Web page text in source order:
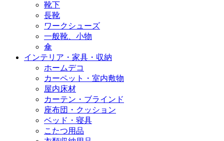
靴下
長靴
ワークシューズ
一般靴、小物
傘
インテリア・家具・収納
ホームデコ
カーペット・室内敷物
屋内床材
カーテン・ブラインド
座布団・クッション
ベッド・寝具
こたつ用品